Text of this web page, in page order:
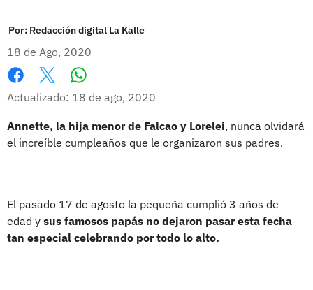
Por: Redacción digital La Kalle
18 de Ago, 2020
Facebook
X
Actualizado: 18 de ago, 2020
Annette, la hija menor de Falcao y Lorelei, nunca olvidará
el increíble cumpleaños que le organizaron sus padres.
El pasado 17 de agosto la pequeña cumplió 3 años de
edad y sus famosos papás no dejaron pasar esta fecha
tan especial celebrando por todo lo alto.